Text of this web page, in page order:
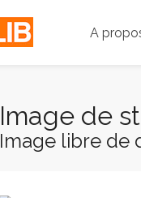
A
Image de
Image libre de